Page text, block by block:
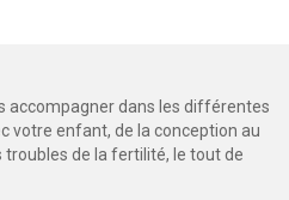
accompagner dans les différentes
votre enfant, de la conception au
de la fertilité, le tout de